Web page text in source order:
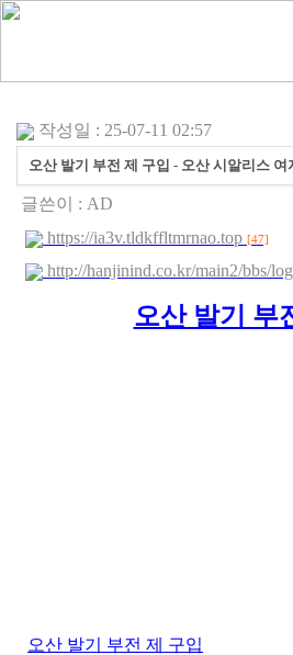
작성일 : 25-07-11 02:57
오산 발기 부전 제 구입 - 오산 시알리스
글쓴이 : AD
https://ia3v.tldkffltmrnao.top [47]
http://hanjinind.co.kr/main2/bbs/
오산 발기 부
오산 발기 부전 제 구입